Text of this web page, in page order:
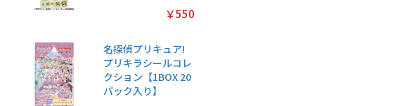
￥550
名探偵プリキュア!
プリキラシールコレ
クション【1BOX 20
パック入り】